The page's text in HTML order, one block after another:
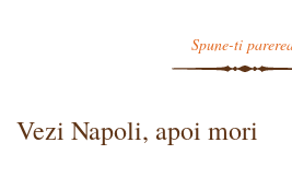
Spune-ti
Vezi Napoli, apoi mori